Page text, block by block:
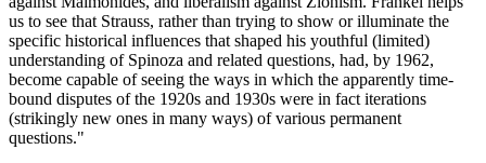
us to see that Strauss, rather than trying to show or illuminate the
specific historical influences that shaped his youthful (limited)
understanding of Spinoza and related questions, had, by 1962,
become capable of seeing the ways in which the apparently time-
bound disputes of the 1920s and 1930s were in fact iterations
(strikingly new ones in many ways) of various permanent
questions."